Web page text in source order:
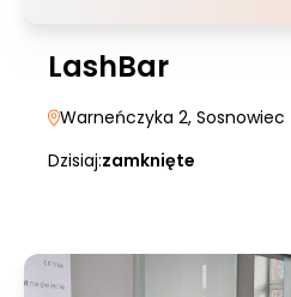
LashBar
Warneńczyka 2, Sosnowiec
Dzisiaj:zamknięte